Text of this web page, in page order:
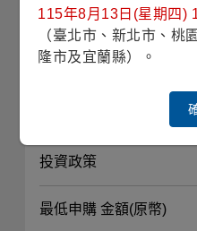
計價幣別
註冊國家
投資政策
最低申購 金額(原幣)
115年8月13日(星期四)
（臺北市、新北市、桃
隆市及宜蘭縣）。